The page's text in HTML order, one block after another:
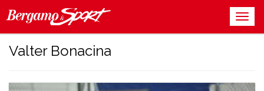
Valter Bonacina